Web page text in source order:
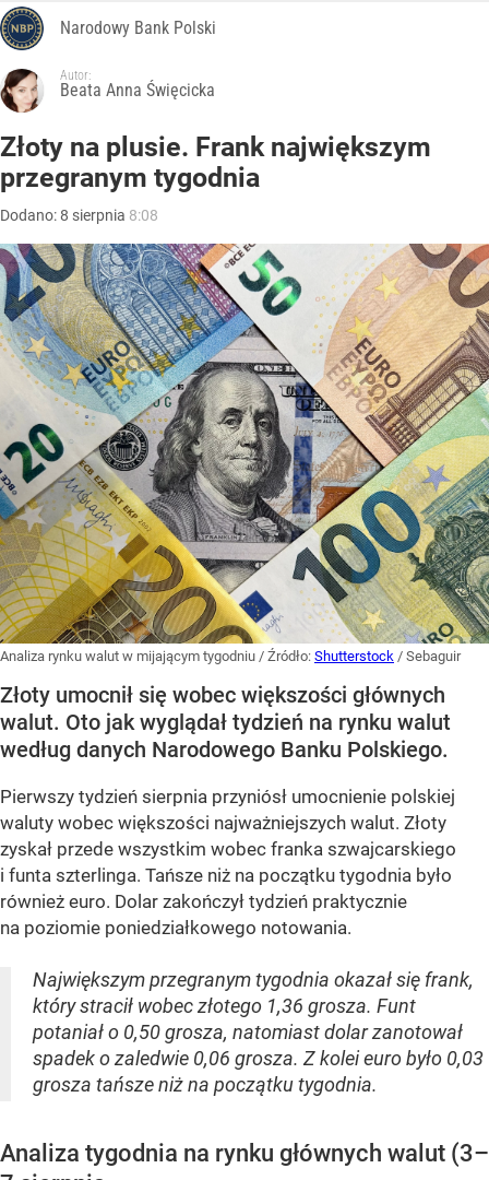
Narodowy Bank Polski
Autor:
Beata Anna Święcicka
Złoty na plusie. Frank największym
przegranym tygodnia
Dodano:8 sierpnia 8:08
Analiza rynku walut w mijającym tygodniu / Źródło: Shutterstock / Sebaguir
Złoty umocnił się wobec większości głównych
walut. Oto jak wyglądał tydzień na rynku walut
według danych Narodowego Banku Polskiego.
Pierwszy tydzień sierpnia przyniósł umocnienie polskiej
waluty wobec większości najważniejszych walut. Złoty
zyskał przede wszystkim wobec franka szwajcarskiego
i funta szterlinga. Tańsze niż na początku tygodnia było
również euro. Dolar zakończył tydzień praktycznie
na poziomie poniedziałkowego notowania.
Największym przegranym tygodnia okazał się frank,
który stracił wobec złotego 1,36 grosza. Funt
potaniał o 0,50 grosza, natomiast dolar zanotował
spadek o zaledwie 0,06 grosza. Z kolei euro było 0,03
grosza tańsze niż na początku tygodnia.
Analiza tygodnia na rynku głównych walut (3–